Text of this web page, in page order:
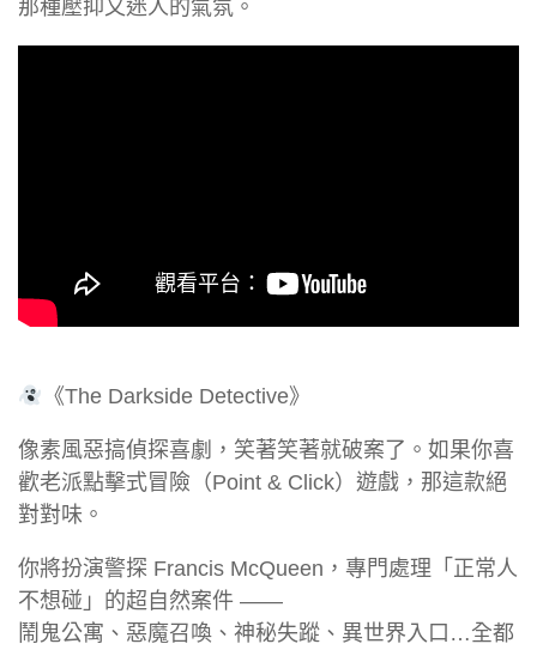
那種壓抑又迷人的氣氛。
《The Darkside Detective》
像素風惡搞偵探喜劇，笑著笑著就破案了。如果你喜
歡老派點擊式冒險（Point & Click）遊戲，那這款絕
對對味。
你將扮演警探 Francis McQueen，專門處理「正常人
不想碰」的超自然案件 ——
鬧鬼公寓、惡魔召喚、神秘失蹤、異世界入口…全都